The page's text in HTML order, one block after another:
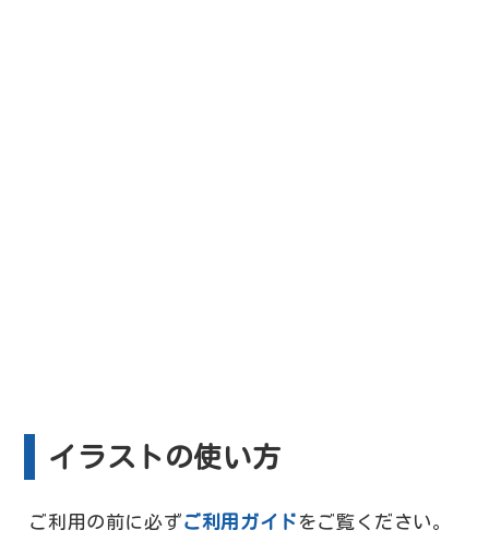
イラストの使い方
ご利用の前に必ずご利用ガイド をご覧ください。